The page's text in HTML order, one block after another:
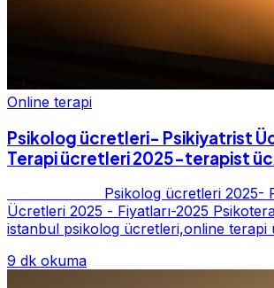
Online terapi
Psikolog ücretleri- Psikiyatrist
Terapi ücretleri 2025-terapist
Psikolog ücretleri 2025-
Ücretleri 2025 - Fiyatları-2025
istanbul psikolog ücretleri,online terapi
9 dk okuma